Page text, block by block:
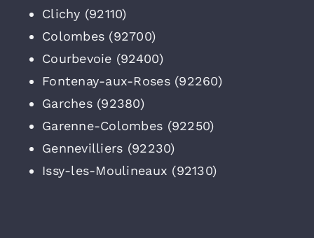
Clichy (92110)
Colombes (92700)
Courbevoie (92400)
Fontenay-aux-Roses (92260)
Garches (92380)
Garenne-Colombes (92250)
Gennevilliers (92230)
Issy-les-Moulineaux (92130)